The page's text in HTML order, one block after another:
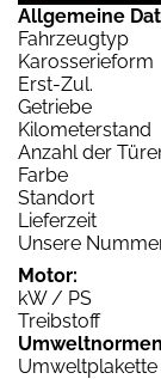
Allgemeine
Fahrzeugtyp
Karosserieform
Erst-Zul.
Getriebe
Kilometerstand
Anzahl der
Farbe
Standort
Lieferzeit
Unsere
Motor:
kW / PS
Treibstoff
Umweltplakette